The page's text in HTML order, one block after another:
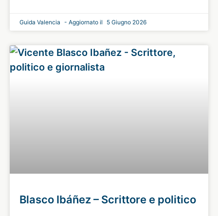
Guida Valencia 5 Giugno 2026
Blasco Ibáñez – Scrittore e politico